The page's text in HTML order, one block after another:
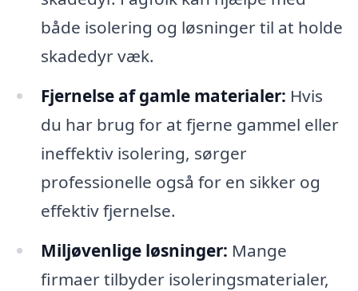
både isolering og løsninger til at holde
skadedyr væk.
Fjernelse af gamle materialer: Hvis
du har brug for at fjerne gammel eller
ineffektiv isolering, sørger
professionelle også for en sikker og
effektiv fjernelse.
Miljøvenlige løsninger: Mange
firmaer tilbyder isoleringsmaterialer,